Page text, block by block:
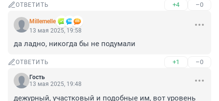
ОТВЕТИТЬ +4 –0
Мillemelle
13 мая 2025, 19:58
да ладно, никогда бы не подумали
ОТВЕТИТЬ +1 –0
Гость
13 мая 2025, 19:48
дежурный, участковый и подобные им, вот уровень